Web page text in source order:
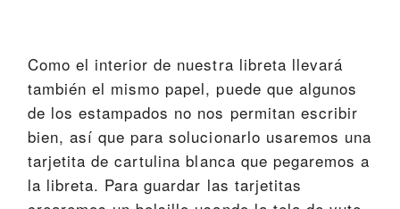
Como el interior de nuestra libreta llevará
también el mismo papel, puede que algunos
de los estampados no nos permitan escribir
bien, así que para solucionarlo usaremos una
tarjetita de cartulina blanca que pegaremos a
la libreta. Para guardar las tarjetitas